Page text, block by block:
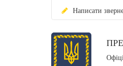
Написати